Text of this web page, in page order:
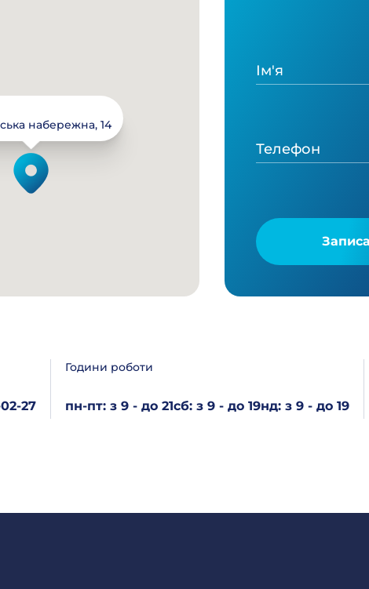
набережна, 14
27
Години роботи
пн-пт: з 9 - до 21сб: з 9 - до 19нд: з 9 - до 19